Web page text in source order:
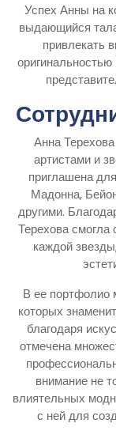
Успех Анны на
выдающийся
привлекать
Анна
артистами и
приглашена
Мадонна,
другими.
Терехова смогла
каждой
В ее портфолио
которых
благодаря
отмечена
внимание не
влиятельных
с ней для